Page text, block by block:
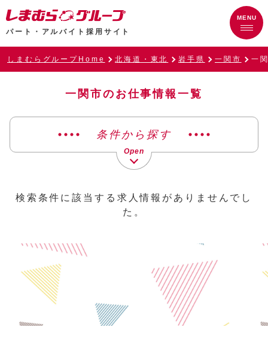
パート・アルバイト採用サイト
しまむらグループHome 北海道・東北 岩手県 一関市 一
一関市のお仕事情報一覧
条件から探す
検索条件に該当する求人情報がありませんでし
た。